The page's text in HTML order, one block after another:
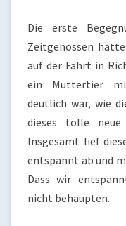
Die erste
Zeitgenossen
auf der Fahrt in
ein Muttertier
deutlich war, wie
dieses tolle neue
Insgesamt lief
entspannt ab und
Dass wir
nicht behaupten.